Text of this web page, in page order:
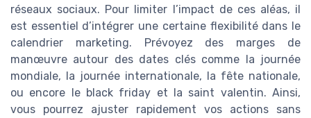
réseaux sociaux. Pour limiter l’impact de ces aléas, il
est essentiel d’intégrer une certaine flexibilité dans le
calendrier marketing. Prévoyez des marges de
manœuvre autour des dates clés comme la journée
mondiale, la journée internationale, la fête nationale,
ou encore le black friday et la saint valentin. Ainsi,
vous pourrez ajuster rapidement vos actions sans